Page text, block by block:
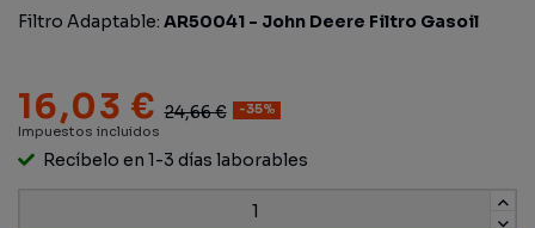
Filtro Adaptable: AR50041 - John Deere Filtro Gasoil
16,03 € 24,66 € -35%
Impuestos incluidos
Recíbelo en 1-3 días laborables